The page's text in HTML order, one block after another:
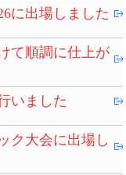
に出場しました
て順調に仕上が
いました
ク大会に出場し